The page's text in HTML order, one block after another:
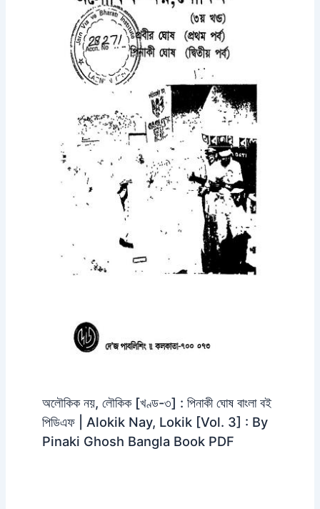
অলৌকিক নয়, লৌকিক [খণ্ড-৩] : পিনাকী ঘোষ বাংলা বই
পিডিএফ | Alokik Nay, Lokik [Vol. 3] : By
Pinaki Ghosh Bangla Book PDF